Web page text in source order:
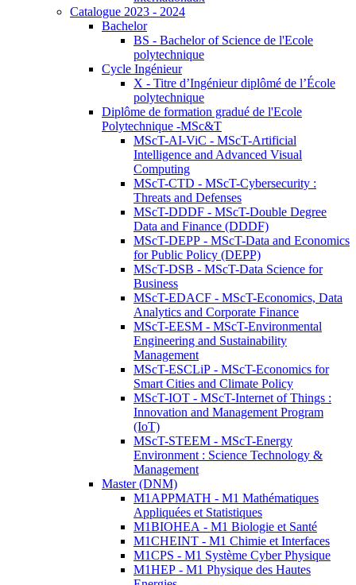
Catalogue 2023 - 2024
Bachelor
BS - Bachelor of Science de l'Ecole
polytechnique
Cycle Ingénieur
X - Titre d’Ingénieur diplômé de l’École
polytechnique
Diplôme de formation gradué de l'Ecole
Polytechnique -MSc&T
MScT-AI-ViC - MScT-Artificial
Intelligence and Advanced Visual
Computing
MScT-CTD - MScT-Cybersecurity :
Threats and Defenses
MScT-DDDF - MScT-Double Degree
Data and Finance (DDDF)
MScT-DEPP - MScT-Data and Economics
for Public Policy (DEPP)
MScT-DSB - MScT-Data Science for
Business
MScT-EDACF - MScT-Economics, Data
Analytics and Corporate Finance
MScT-EESM - MScT-Environmental
Engineering and Sustainability
Management
MScT-ESCLiP - MScT-Economics for
Smart Cities and Climate Policy
MScT-IOT - MScT-Internet of Things :
Innovation and Management Program
(IoT)
MScT-STEEM - MScT-Energy
Environment : Science Technology &
Management
Master (DNM)
M1APPMATH - M1 Mathématiques
Appliquées et Statistiques
M1BIOHEA - M1 Biologie et Santé
M1CHEINT - M1 Chimie et Interfaces
M1CPS - M1 Système Cyber Physique
M1HEP - M1 Physique des Hautes